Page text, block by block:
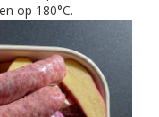
op 180°C.